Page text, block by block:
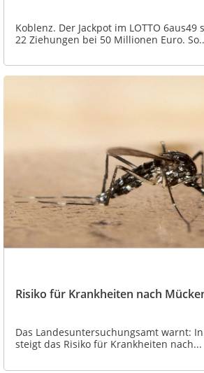
Koblenz. Der Jackpot im LOTTO
22 Ziehungen bei 50 Millionen Euro.
Risiko für Krankheiten nach
Das Landesuntersuchungsamt warnt:
steigt das Risiko für Krankheiten nach...